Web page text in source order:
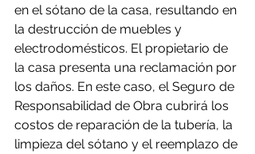
en el sótano de la casa, resultando en
la destrucción de muebles y
electrodomésticos. El propietario de
la casa presenta una reclamación por
los daños. En este caso, el Seguro de
Responsabilidad de Obra cubrirá los
costos de reparación de la tubería, la
limpieza del sótano y el reemplazo de